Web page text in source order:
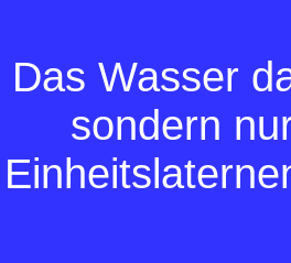
Das Wasser
sondern